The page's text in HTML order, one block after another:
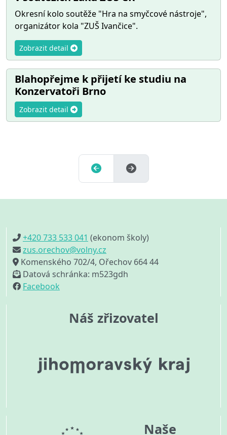
Okresní kolo soutěže "Hra na smyčcové nástroje",
organizátor kola "ZUŠ Ivančice".
Zobrazit detail
Blahopřejme k přijetí ke studiu na
Konzervatoři Brno
Zobrazit detail
+420 733 533 041 (ekonom školy)
zus.orechov@volny.cz
Komenského 702/4, Ořechov 664 44
Datová schránka: m523gdh
Facebook
Náš zřizovatel
Naše